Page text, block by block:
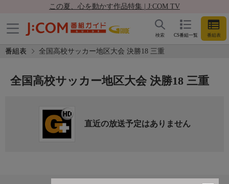
この夏、心を動かす作品特集 | J:COM TV
CS番組一覧 番組表
検索
番組表 全国高校サッカー地区大会 決勝18 三重
全国高校サッカー地区大会 決勝18 三重
直近の放送予定はありません